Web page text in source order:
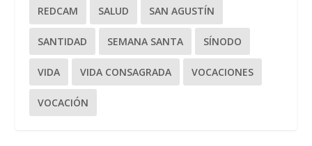
REDCAM SALUD SAN AGUSTÍN
SANTIDAD SEMANA SANTA SÍNODO
VIDA VIDA CONSAGRADA VOCACIONES
VOCACIÓN